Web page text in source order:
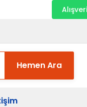
Hemen Ara